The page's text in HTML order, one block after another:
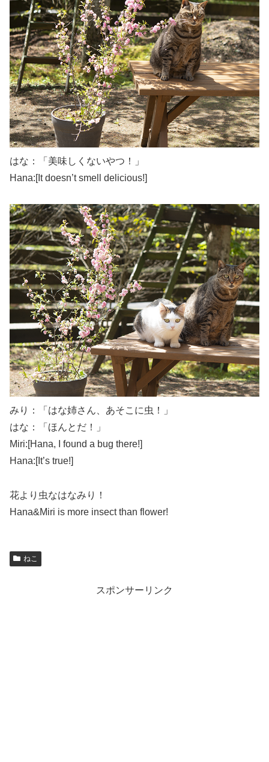
はな：「美味しくないやつ！」
Hana:[It doesn’t smell delicious!]
みり：「はな姉さん、あそこに虫！」
はな：「ほんとだ！」
Miri:[Hana, I found a bug there!]
Hana:[It’s true!]
花より虫なはなみり！
Hana&Miri is more insect than flower!
ねこ
スポンサーリンク